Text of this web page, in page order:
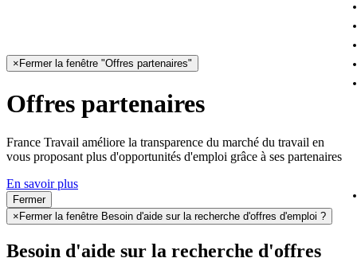
× Fermer la fenêtre "Offres partenaires"
Offres partenaires
France Travail améliore la transparence du marché du travail en
vous proposant plus d'opportunités d'emploi grâce à ses partenaires
En savoir plus
Fermer
× Fermer la fenêtre Besoin d'aide sur la recherche d'offres d'emploi ?
Besoin d'aide sur la recherche d'offres